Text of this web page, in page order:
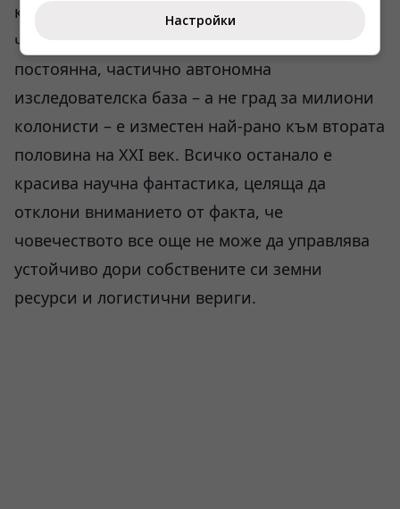
космическа агенция (ESA) отлично разбира,
че реалният хоризонт за създаване на
постоянна, частично автономна
изследователска база – а не град за милиони
колонисти – е изместен най-рано към втората
половина на XXI век. Всичко останало е
красива научна фантастика, целяща да
отклони вниманието от факта, че
човечеството все още не може да управлява
устойчиво дори собствените си земни
ресурси и логистични вериги.
Настройки